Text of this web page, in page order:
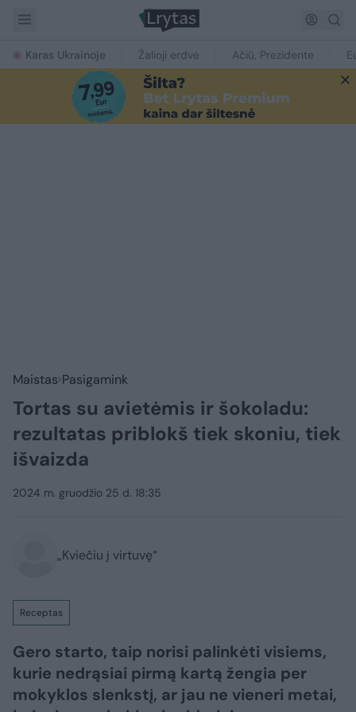
Karas Ukrainoje Žalioji erdvė Ačiū, Prezidente
Maistas Pasigamink
Tortas su avietėmis ir šokoladu:
rezultatas priblokš tiek skoniu, tiek
išvaizda
2024 m. gruodžio 25 d. 18:35
„Kviečiu į virtuvę“
Receptas
Gero starto, taip norisi palinkėti visiems,
kurie nedrąsiai pirmą kartą žengia per
mokyklos slenkstį, ar jau ne vieneri metai,